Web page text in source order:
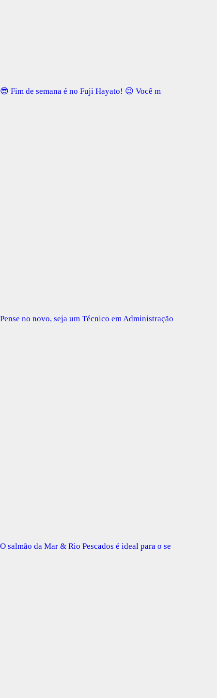
😎 Fim de semana é no Fuji Hayato! 😉 Você m
Pense no novo, seja um Técnico em Administração
O salmão da Mar & Rio Pescados é ideal para o se